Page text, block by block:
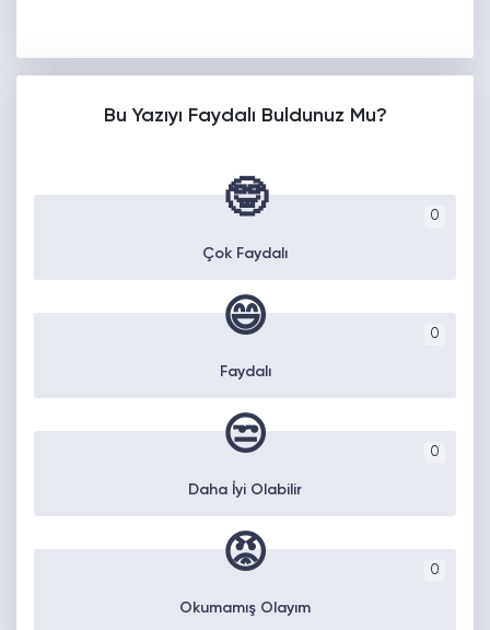
Bu Yazıyı Faydalı Buldunuz Mu?
0
🤓
Çok Faydalı
0
😄
Faydalı
0
😒
Daha İyi Olabilir
0
😡
Okumamış Olayım